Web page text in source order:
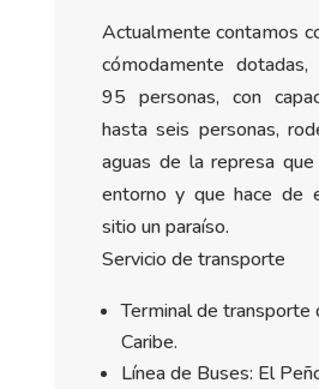
Actualmente contamos
cómodamente
95 personas, con
hasta seis personas,
aguas de la represa
entorno y que hace de
sitio un paraíso.
Servicio de transporte
Terminal de transporte
Caribe.
Línea de Buses: El